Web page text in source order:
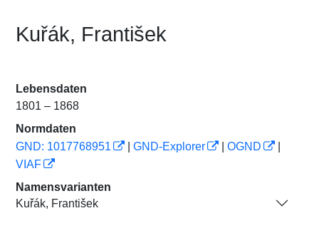
Kuřák, František
Lebensdaten
1801 – 1868
Normdaten
GND: 1017768951
GND-Explorer OGND
VIAF
Namensvarianten
Kuřák, František